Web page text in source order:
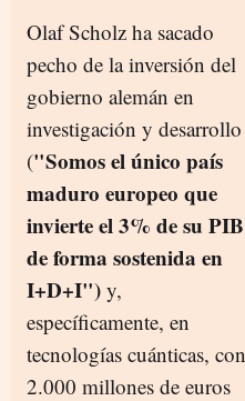
Olaf Scholz ha sacado
pecho de la inversión del
gobierno alemán en
investigación y desarrollo
("Somos el único país
maduro europeo que
invierte el 3% de su PIB
de forma sostenida en
I+D+I") y,
específicamente, en
tecnologías cuánticas, con
2.000 millones de euros